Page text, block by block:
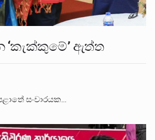
‘කැක්කුමේ’ ඇත්ත
සංචාරයක…